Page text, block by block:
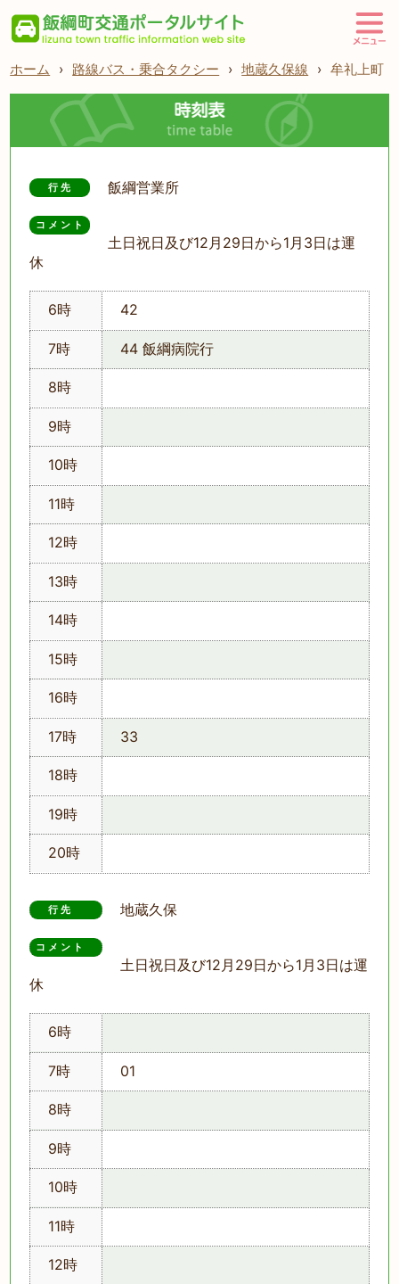
ホーム › 路線バス・乗合タクシー › 地蔵久保線 › 牟礼上町
行先 飯綱営業所
コメント
土日祝日及び12月29日から1月3日は運
休
6時 42
7時 44 飯綱病院行
8時
9時
10時
11時
12時
13時
14時
15時
16時
17時 33
18時
19時
20時
行先 地蔵久保
コメント
土日祝日及び12月29日から1月3日は運
休
6時
7時 01
8時
9時
10時
11時
12時